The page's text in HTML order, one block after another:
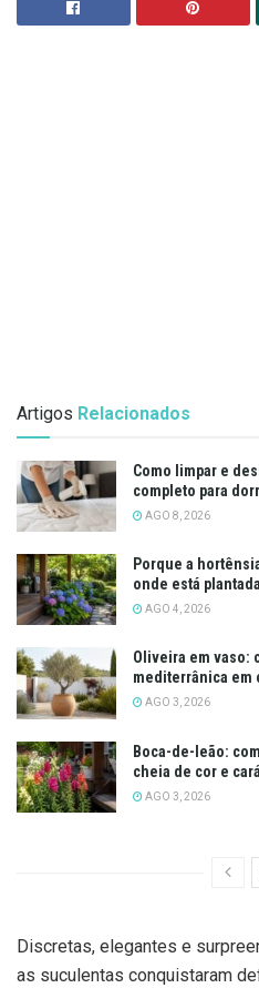
Artigos Relacionados
Como limpar e
completo para
AGO 8, 2026
Porque a
onde está plantada
AGO 4, 2026
Oliveira em vaso:
mediterrânica em
AGO 3, 2026
Boca-de-leão:
cheia de cor e
AGO 3, 2026
Discretas, elegantes e
as suculentas conquistaram